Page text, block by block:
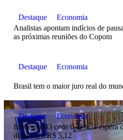
Destaque
Economia
Analistas apontam indícios de
as próximas reuniões do Copom
Destaque Economia
Brasil tem o maior juro real do
Destaque
Economia
Ibovespa B3 cede 0,11%, à espera
dólar cai a R$ 5,12